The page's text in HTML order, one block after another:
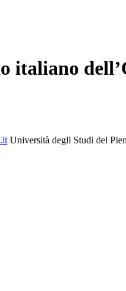
Università degli Studi del